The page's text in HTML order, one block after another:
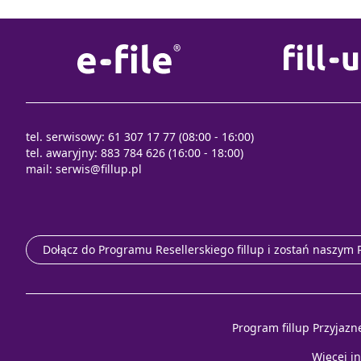
tel. serwisowy: 61 307 17 77 (08:00 - 16:00)
tel. awaryjny: 883 784 626 (16:00 - 18:00)
mail: serwis@fillup.pl
Dołącz do Programu Resellerskiego fillup i zostań naszym
Program fillup
Więcej